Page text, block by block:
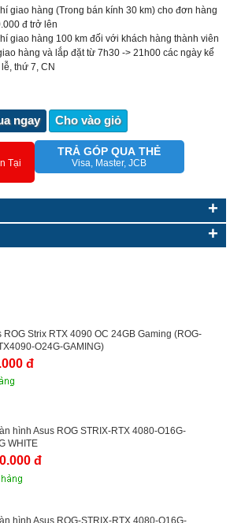
giao hàng (Trong bán kính 30 km) cho đơn hàng
đ trở lên
giao hàng 100 km đối với khách hàng thành viên
hàng và lắp đặt từ 7h30 -> 21h00 các ngày kể
thứ 7, CN
ngay Cho vào giỏ
Tại
TRẢ GÓP QUA THẺ
Visa, Master, JCB
+
+
ROG Strix RTX 4090 OC 24GB Gaming (ROG-
O24G-GAMING)
đ
hình Asus ROG STRIX-RTX 4080-O16G-
WHITE
đ